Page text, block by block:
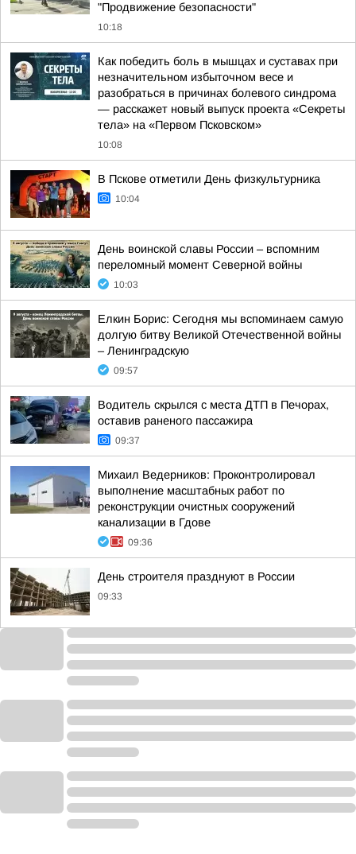
"Продвижение безопасности"
10:18
Как победить боль в мышцах и суставах при
незначительном избыточном весе и
разобраться в причинах болевого синдрома
— расскажет новый выпуск проекта «Секреты
тела» на «Первом Псковском»
10:08
В Пскове отметили День физкультурника
10:04
День воинской славы России – вспомним
переломный момент Северной войны
10:03
Елкин Борис: Сегодня мы вспоминаем самую
долгую битву Великой Отечественной войны
– Ленинградскую
09:57
Водитель скрылся с места ДТП в Печорах,
оставив раненого пассажира
09:37
Михаил Ведерников: Проконтролировал
выполнение масштабных работ по
реконструкции очистных сооружений
канализации в Гдове
09:36
День строителя празднуют в России
09:33